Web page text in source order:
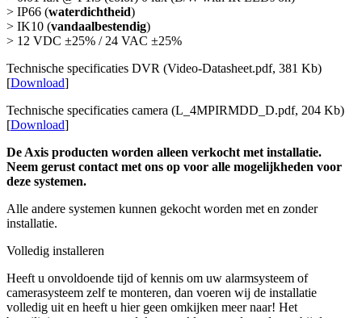
> IP66 (waterdichtheid)
> IK10 (vandaalbestendig)
> 12 VDC ±25% / 24 VAC ±25%
Technische specificaties DVR (Video-Datasheet.pdf, 381 Kb)
[Download]
Technische specificaties camera (L_4MPIRMDD_D.pdf, 204 Kb)
[Download]
De Axis producten worden alleen verkocht met installatie.
Neem gerust contact met ons op voor alle mogelijkheden voor
deze systemen.
Alle andere systemen kunnen gekocht worden met en zonder
installatie.
Volledig installeren
Heeft u onvoldoende tijd of kennis om uw alarmsysteem of
camerasysteem zelf te monteren, dan voeren wij de installatie
volledig uit en heeft u hier geen omkijken meer naar! Het